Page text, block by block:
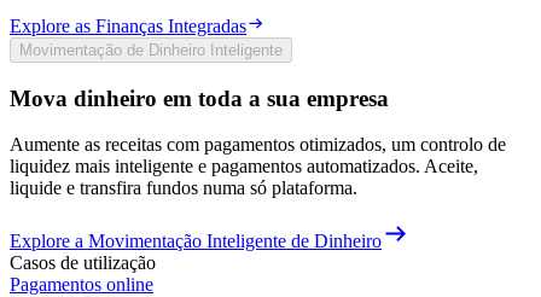
Explore as Finanças Integradas
Movimentação de Dinheiro Inteligente
Mova dinheiro em toda a sua empresa
Aumente as receitas com pagamentos otimizados, um controlo de
liquidez mais inteligente e pagamentos automatizados. Aceite,
liquide e transfira fundos numa só plataforma.
Explore a Movimentação Inteligente de Dinheiro
Casos de utilização
Pagamentos online